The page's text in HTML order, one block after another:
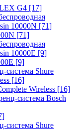
G4 [17]
10000N [71]
[71]
10000E [9]
[9]
система Shure
[16]
Wireless [16]
система Bosch
система Shure